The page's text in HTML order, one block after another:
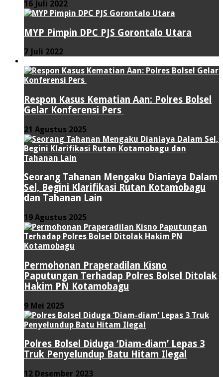
16 Juli 2022
MYP Pimpin DPC PJS Gorontalo Utara
7 Juli 2022
Respon Kasus Kematian Aan: Polres Bolsel
Gelar Konferensi Pers
21 Agustus 2025
Seorang Tahanan Mengaku Dianiaya Dalam
Sel, Begini Klarifikasi Rutan Kotamobagu
dan Tahanan Lain
19 Agustus 2025
Permohonan Praperadilan Kisno
Paputungan Terhadap Polres Bolsel Ditolak
Hakim PN Kotamobagu
9 Mei 2025
Polres Bolsel Diduga ‘Diam-diam’ Lepas 3
Truk Penyelundup Batu Hitam Ilegal
12 Desember 2023